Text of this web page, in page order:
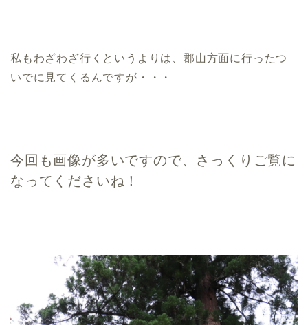
私もわざわざ行くというよりは、郡山方面に行ったつ
いでに見てくるんですが・・・
今回も画像が多いですので、さっくりご覧に
なってくださいね！